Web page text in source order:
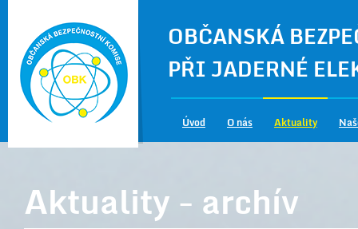
OBČANSKÁ
PŘI JADERNÉ
Úvod O nás Aktuality
Aktuality - archív